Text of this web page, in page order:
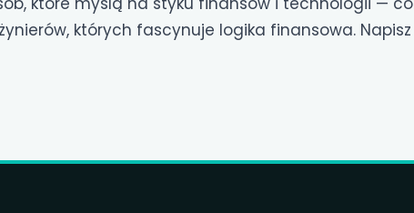
których fascynuje logika finansowa.